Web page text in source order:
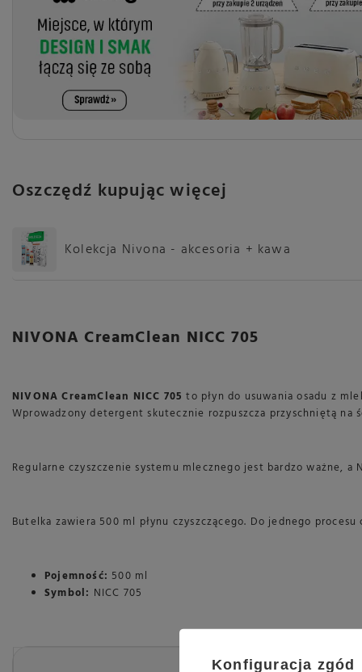
Oszczędź kupując więcej
Kolekcja Nivona - akcesoria + kawa
NIVONA CreamClean NICC 705
NIVONA CreamClean NICC 705 to płyn do usuwania osadu z
Wprowadzony detergent skutecznie rozpuszcza przyschniętą na
Regularne czyszczenie systemu mlecznego jest bardzo ważne,
Butelka zawiera 500 ml płynu czyszczącego. Do jednego
Pojemność: 500 ml
Symbol: NICC 705
Konfiguracja zgód